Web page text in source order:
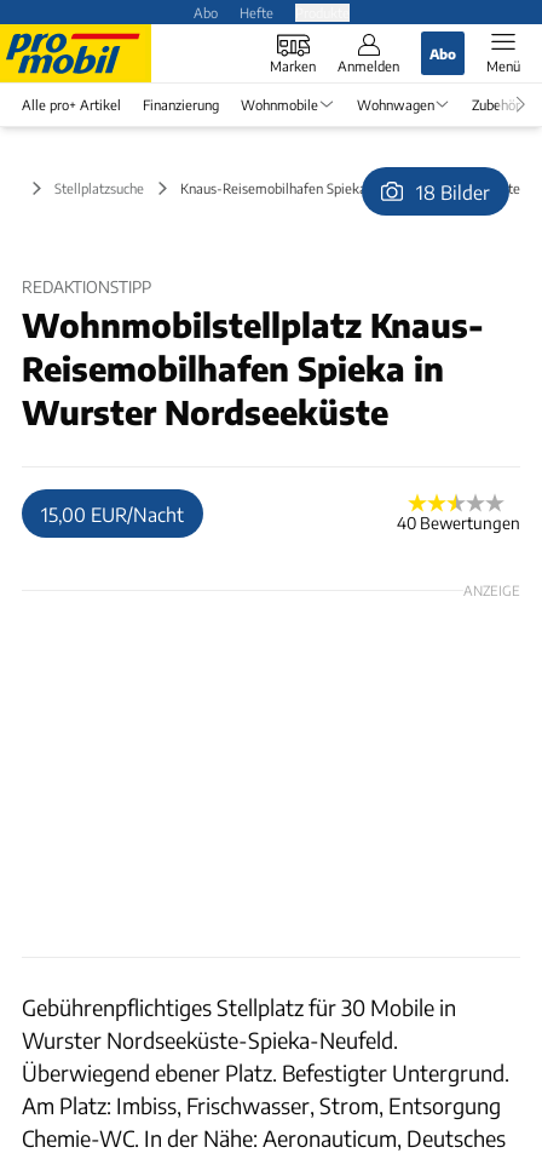
Abo Hefte
Marken Anmelden
Abo
Menü
Alle pro+ Artikel Finanzierung Wohnmobile Wohnwagen Zubehör
Stellplatzsuche Knaus-Reisemobilhafen Spieka in Wurster Nordseeküste
18 Bilder
REDAKTIONSTIPP
Wohnmobilstellplatz Knaus-
Reisemobilhafen Spieka in
Wurster Nordseeküste
15,00 EUR/Nacht 40 Bewertungen
ANZEIGE
Gebührenpflichtiges Stellplatz für 30 Mobile in
Wurster Nordseeküste-Spieka-Neufeld.
Überwiegend ebener Platz. Befestigter Untergrund.
Am Platz: Imbiss, Frischwasser, Strom, Entsorgung
Chemie-WC. In der Nähe: Aeronauticum, Deutsches